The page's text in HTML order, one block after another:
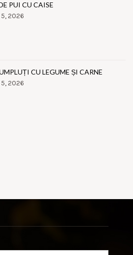
PUI CU CAISE
2026
CU LEGUME ȘI CARNE
2026